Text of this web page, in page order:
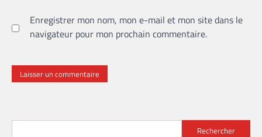
Enregistrer mon nom, mon e-mail et mon site dans le
navigateur pour mon prochain commentaire.
Rechercher